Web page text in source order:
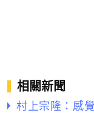
相關新聞
村上宗隆：感